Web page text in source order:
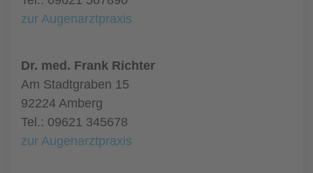
zur Augenarztpraxis
Dr. med. Frank Richter
Am Stadtgraben 15
92224 Amberg
Tel.: 09621 345678
zur Augenarztpraxis